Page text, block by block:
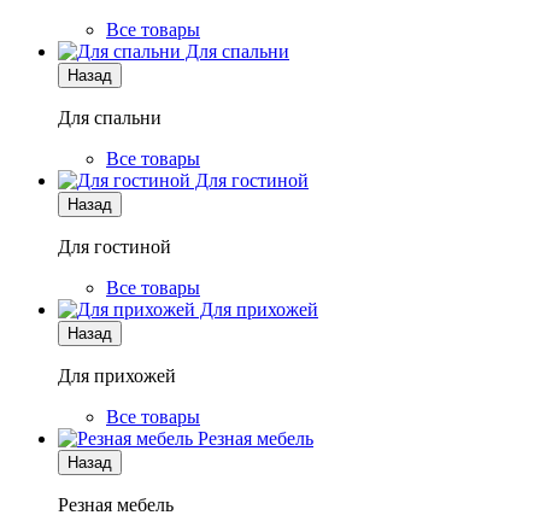
Все товары
Для спальни
Назад
Для спальни
Все товары
Для гостиной
Назад
Для гостиной
Все товары
Для прихожей
Назад
Для прихожей
Все товары
Резная мебель
Назад
Резная мебель